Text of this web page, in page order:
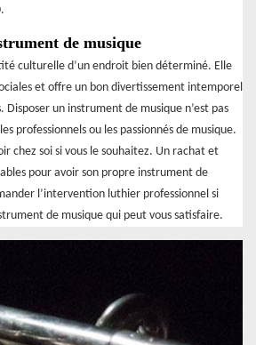
de musique
culturelle d’un endroit bien déterminé. Elle
et offre un bon divertissement intemporel
Disposer un instrument de musique n’est pas
professionnels ou les passionnés de musique.
chez soi si vous le souhaitez. Un rachat et
pour avoir son propre instrument de
l’intervention luthier professionnel si
de musique qui peut vous satisfaire.